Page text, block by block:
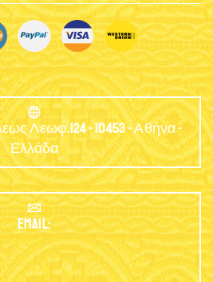
Λεωφ.124 - 10453 - Αθήνα -
Ελλάδα
EMAIL: